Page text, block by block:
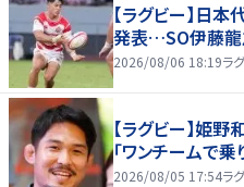
【ラグビー】日
発表…SO伊藤龍
2026/08/06 18:19ラ
【ラグビー】姫
「ワンチームで乗
2026/08/05 17:54ラ